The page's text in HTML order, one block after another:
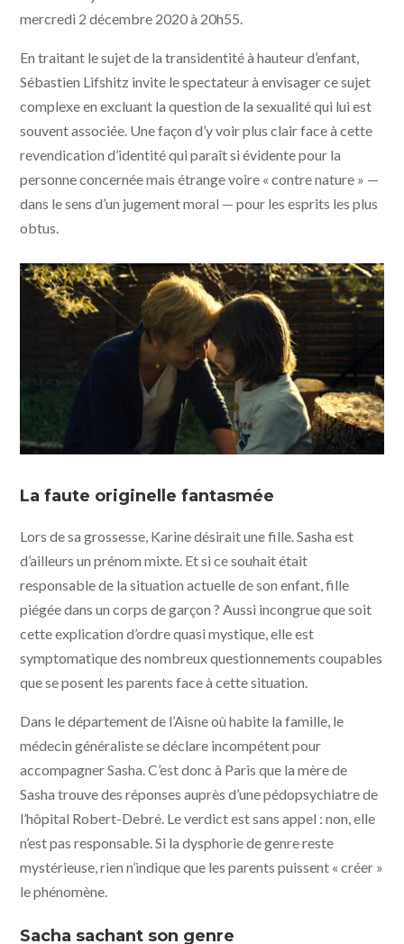
mercredi 2 décembre 2020 à 20h55.
En traitant le sujet de la transidentité à hauteur d’enfant,
Sébastien Lifshitz invite le spectateur à envisager ce sujet
complexe en excluant la question de la sexualité qui lui est
souvent associée. Une façon d’y voir plus clair face à cette
revendication d’identité qui paraît si évidente pour la
personne concernée mais étrange voire « contre nature » —
dans le sens d’un jugement moral — pour les esprits les plus
obtus.
La faute originelle fantasmée
Lors de sa grossesse, Karine désirait une fille. Sasha est
d’ailleurs un prénom mixte. Et si ce souhait était
responsable de la situation actuelle de son enfant, fille
piégée dans un corps de garçon ? Aussi incongrue que soit
cette explication d’ordre quasi mystique, elle est
symptomatique des nombreux questionnements coupables
que se posent les parents face à cette situation.
Dans le département de l’Aisne où habite la famille, le
médecin généraliste se déclare incompétent pour
accompagner Sasha. C’est donc à Paris que la mère de
Sasha trouve des réponses auprès d’une pédopsychiatre de
l’hôpital Robert-Debré. Le verdict est sans appel : non, elle
n’est pas responsable. Si la dysphorie de genre reste
mystérieuse, rien n’indique que les parents puissent « créer »
le phénomène.
Sacha sachant son genre